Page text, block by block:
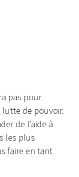
pas pour
lutte de pouvoir.
de l’aide à
les plus
faire en tant